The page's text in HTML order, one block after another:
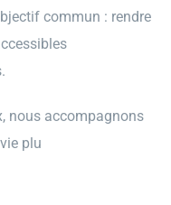
commun : rendre
nous accompagnons
plu